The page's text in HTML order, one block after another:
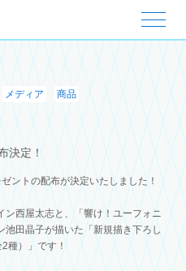
メディア 商品
決定！
ントの配布が決定いたしました！
ン西屋太志と、
「響け！ユーフォニ
池田晶子が描いた 「新規描き下ろし
種）」です！